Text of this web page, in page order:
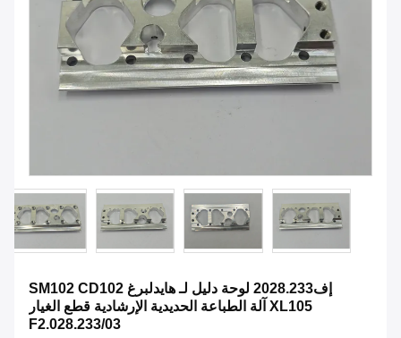
إف2028.233 لوحة دليل لـ هايدلبرغ SM102 CD102
XL105 آلة الطباعة الحديدية الإرشادية قطع الغيار
F2.028.233/03